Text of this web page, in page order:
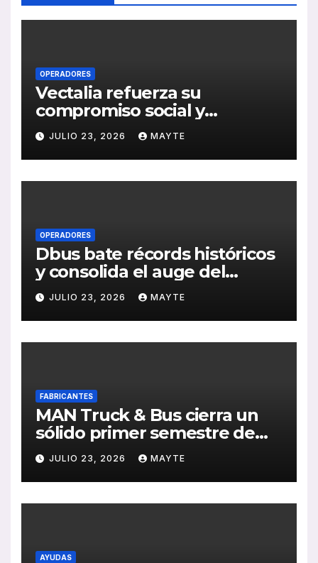
OPERADORES
Vectalia refuerza su
compromiso social y
medioambiental con la
publicación de su Memoria
de RSC 2025
JULIO 23, 2026 MAYTE
OPERADORES
Dbus bate récords históricos
y consolida el auge del
transporte público en San
Sebastián
JULIO 23, 2026 MAYTE
FABRICANTES
MAN Truck & Bus cierra un
sólido primer semestre de
2026 con crecimiento en
ventas, pedidos y
rentabilidad
JULIO 23, 2026 MAYTE
AYUDAS